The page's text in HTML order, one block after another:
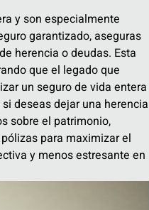
y son especialmente
garantizado, aseguras
herencia o deudas. Esta
que el legado que
un seguro de vida entera
deseas dejar una herencia
sobre el patrimonio,
para maximizar el
y menos estresante en